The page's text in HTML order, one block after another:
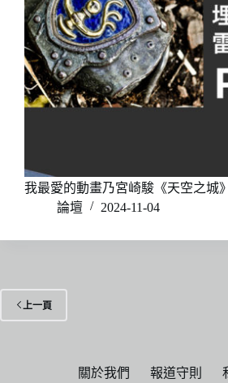
我最愛的動畫乃宮崎駿《天空之城
論壇
2024-11-04
上一頁
關於我們 報道守則